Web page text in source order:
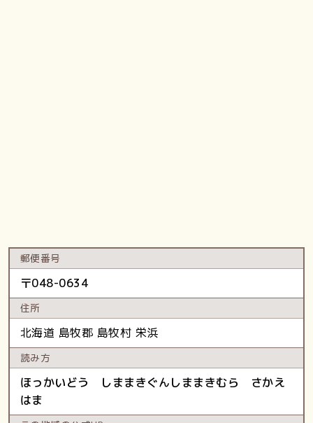
郵便番号
〒048-0634
住所
北海道 島牧郡 島牧村 栄浜
読み方
ほっかいどう しままきぐんしままきむら さかえ
はま